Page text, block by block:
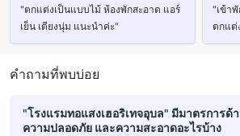
"ตกแต่งเป็นแบบไม้ ห้องพักสะอาด แอร์
เย็น เตียงนุ่ม แนะนำค่ะ"
"เข้า
ตกแต่
คำถามที่พบบ่อย
"โรงแรมทอแสงเฮอริเทจอุบล" มีมาตรการ
ความปลอดภัย และความสะอาดอะไรบ้าง